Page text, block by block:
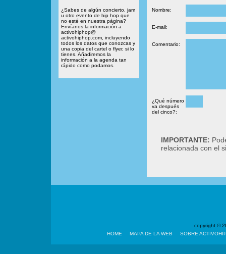
¿Sabes de algún concierto, jam
u otro evento de hip hop que
no esté en nuestra página?
Envíanos la información a
activohiphop@
activohiphop.com, incluyendo
todos los datos que conozcas y
una copia del cartel o flyer, si lo
tienes. Añadiremos la
información a la agenda tan
rápido como podamos.
Nombre:
E-mail:
Comentario:
¿Qué número
va después
del cinco?:
IMPORTANTE:
relacionada con el
copyright ©
HOME
MAPA DE LA WEB SOBRE